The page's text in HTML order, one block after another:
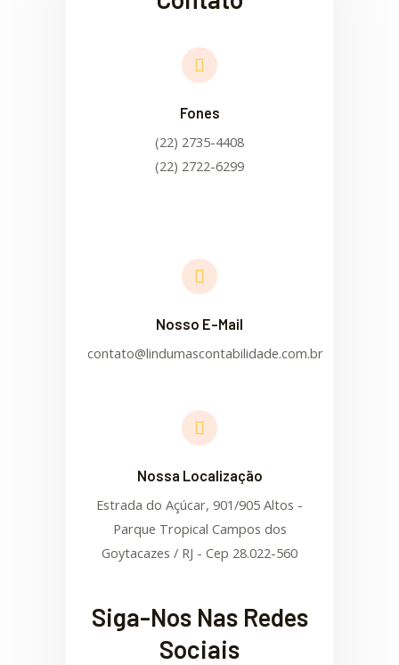
Fones
(22) 2735-4408
(22) 2722-6299
Nosso E-Mail
contato@lindumascontabilidade.com.br
Nossa Localização
Estrada do Açúcar, 901/905 Altos -
Parque Tropical Campos dos
Goytacazes / RJ - Cep 28.022-560
Siga-Nos Nas Redes
Sociais